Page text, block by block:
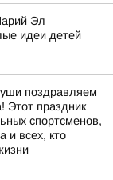
Эл
идеи детей
поздравляем
Этот праздник
спортсменов,
и всех, кто